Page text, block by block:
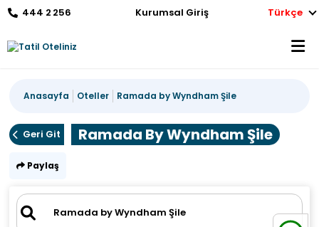
444 2 256 Kurumsal Giriş Türkçe
Anasayfa Oteller Ramada by Wyndham Şile
Geri Git Ramada By Wyndham Şile
Paylaş